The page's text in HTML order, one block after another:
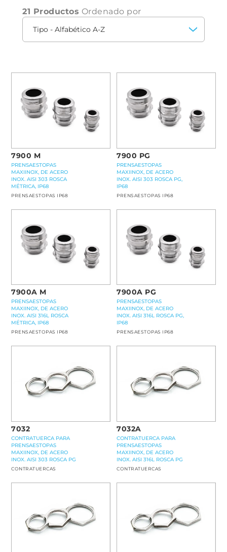
21 Productos Ordenado por
7900 M
PRENSAESTOPAS
MAXIINOX, DE ACERO
INOX. AISI 303 ROSCA
MÉTRICA, IP68
PRENSAESTOPAS IP68
7900 PG
PRENSAESTOPAS
MAXIINOX, DE ACERO
INOX. AISI 303 ROSCA PG,
IP68
PRENSAESTOPAS IP68
7900A M
PRENSAESTOPAS
MAXIINOX, DE ACERO
INOX. AISI 316L ROSCA
MÉTRICA, IP68
PRENSAESTOPAS IP68
7900A PG
PRENSAESTOPAS
MAXIINOX, DE ACERO
INOX. AISI 316L ROSCA PG,
IP68
PRENSAESTOPAS IP68
7032
CONTRATUERCA PARA
PRENSAESTOPAS
MAXIINOX, DE ACERO
INOX. AISI 303 ROSCA PG
CONTRATUERCAS
7032A
CONTRATUERCA PARA
PRENSAESTOPAS
MAXIINOX, DE ACERO
INOX. AISI 316L ROSCA PG
CONTRATUERCAS